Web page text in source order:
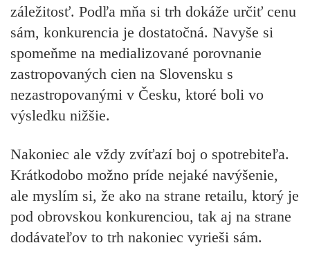
záležitosť. Podľa mňa si trh dokáže určiť cenu
sám, konkurencia je dostatočná. Navyše si
spomeňme na medializované porovnanie
zastropovaných cien na Slovensku s
nezastropovanými v Česku, ktoré boli vo
výsledku nižšie.
Nakoniec ale vždy zvíťazí boj o spotrebiteľa.
Krátkodobo možno príde nejaké navýšenie,
ale myslím si, že ako na strane retailu, ktorý je
pod obrovskou konkurenciou, tak aj na strane
dodávateľov to trh nakoniec vyrieši sám.